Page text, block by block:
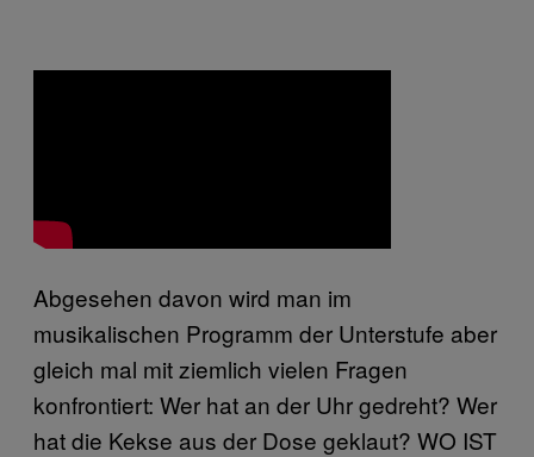
Abgesehen davon wird man im
musikalischen Programm der Unterstufe aber
gleich mal mit ziemlich vielen Fragen
konfrontiert: Wer hat an der Uhr gedreht? Wer
hat die Kekse aus der Dose geklaut? WO IST